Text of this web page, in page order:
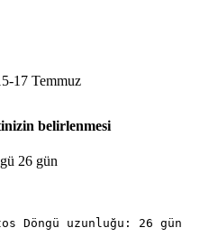
17 Temmuz
belirlenmesi
26 gün
Döngü uzunluğu: 26 gün